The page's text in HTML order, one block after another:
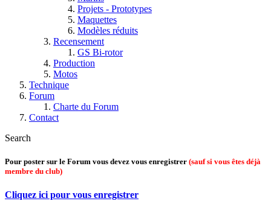
Projets - Prototypes
Maquettes
Modèles réduits
Recensement
GS Bi-rotor
Production
Motos
Technique
Forum
Charte du Forum
Contact
Search
Pour poster sur le Forum vous devez vous enregistrer (sauf si vous êtes déjà
membre du club)
Cliquez ici pour vous enregistrer